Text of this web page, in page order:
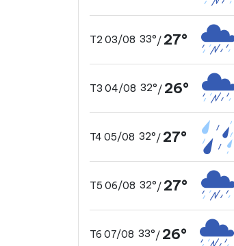
T2 03/08 33°/ 27°
T3 04/08 32°/ 26°
T4 05/08 32°/ 27°
T5 06/08 32°/ 27°
T6 07/08 33°/ 26°